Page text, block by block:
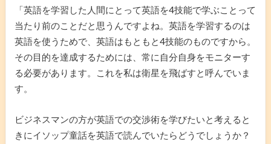
「英語を学習した人間にとって英語を4技能で学ぶことって
当たり前のことだと思うんですよね。英語を学習するのは
英語を使うためで、英語はもともと4技能のものですから。
その目的を達成するためには、常に自分自身をモニターす
る必要があります。これを私は衛星を飛ばすと呼んでいま
す。
ビジネスマンの方が英語での交渉術を学びたいと考えると
きにイソップ童話を英語で読んでいたらどうでしょうか？